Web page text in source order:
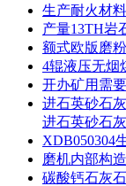
生产耐火材
产量13TH岩
额式欧版磨
4辊液压无烟
开办矿用需
进石英砂石
进石英砂石
XDB050304
磨机内部构造
碳酸钙石灰